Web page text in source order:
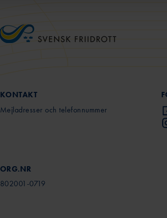
1
KONTAKT
Mejladresser och telefonnummer
ORG.NR
802001-0719